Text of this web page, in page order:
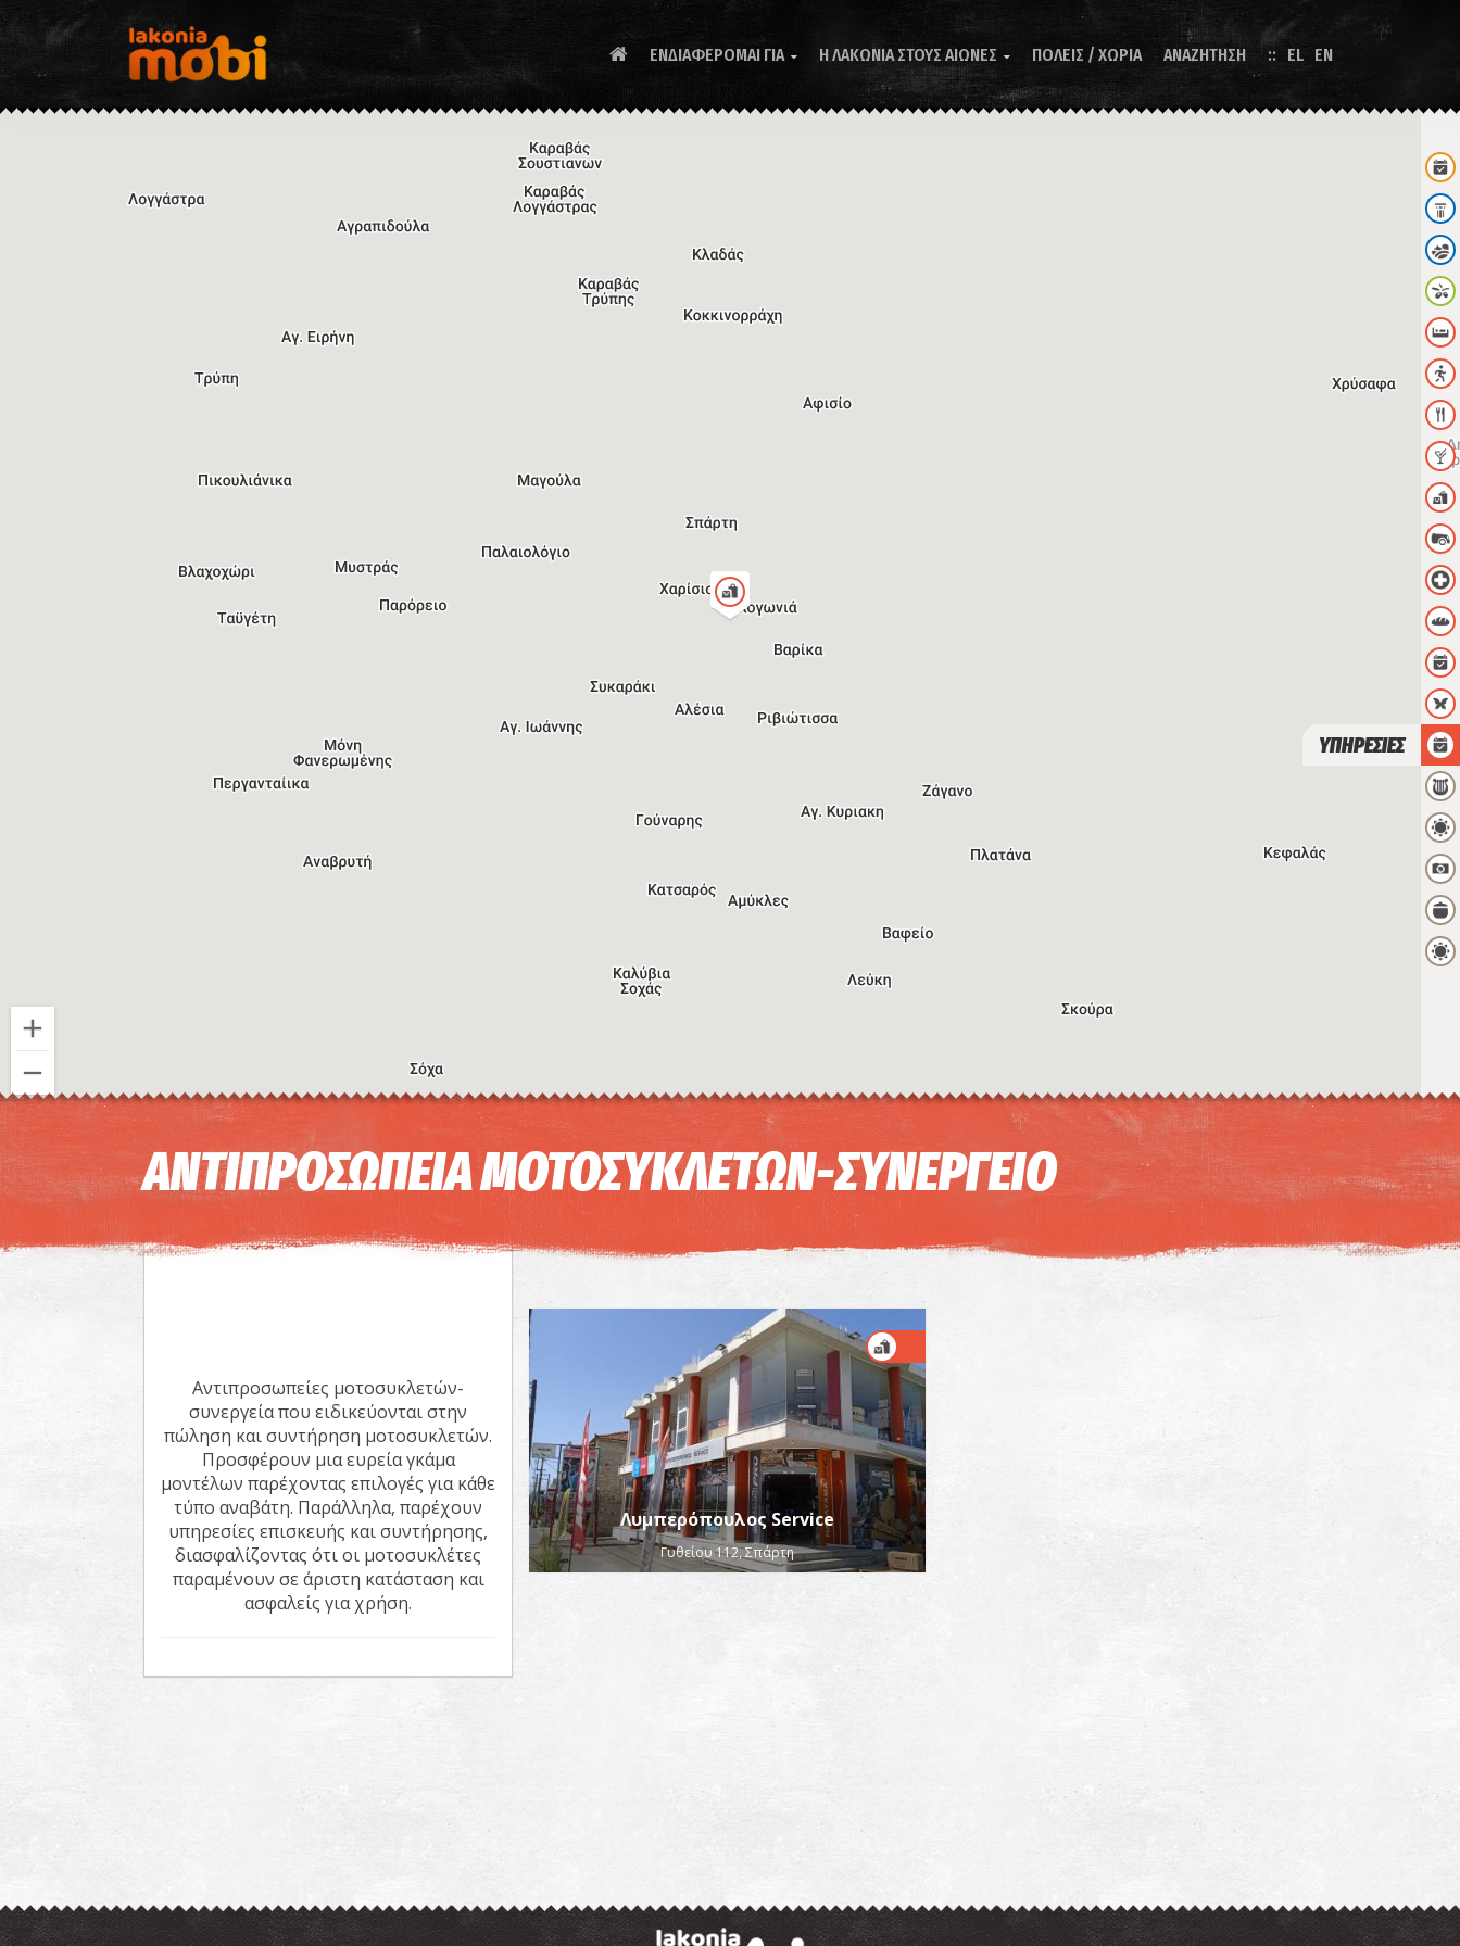
ΕΝΔΙΑΦΕΡΟΜΑΙ ΓΙΑ  Η ΛΑΚΩΝΙΑ ΣΤΟΥΣ ΑΙΩΝΕΣ  ΠΟΛΕΙΣ / ΧΩΡΙΑ ΑΝΑΖΗΤΗΣΗ EL EN
Συντομεύσεις πληκτρολογίου Η εικόνα ενδέχεται να υπόκειται σε πνευματικά δικαιώματα
ΥΠΗΡΕΣΙΕΣ
ΑΝΤΙΠΡΟΣΩΠΕΙΑ ΜΟΤΟΣΥΚΛΕΤΩΝ-ΣΥΝΕΡΓΕΙΟ
Αντιπροσωπείες μοτοσυκλετών-
συνεργεία που ειδικεύονται στην
πώληση και συντήρηση μοτοσυκλετών.
Προσφέρουν μια ευρεία γκάμα
μοντέλων παρέχοντας επιλογές για κάθε
τύπο αναβάτη. Παράλληλα, παρέχουν
υπηρεσίες επισκευής και συντήρησης,
διασφαλίζοντας ότι οι μοτοσυκλέτες
παραμένουν σε άριστη κατάσταση και
ασφαλείς για χρήση.
Λυμπερόπουλος Service
Γυθείου 112, Σπάρτη